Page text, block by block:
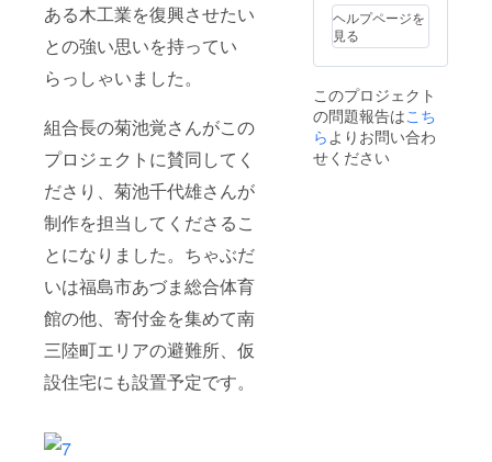
ある木工業を復興させたい
との強い思いを持ってい
らっしゃいました。
組合長の菊池覚さんがこの
プロジェクトに賛同してく
ださり、菊池千代雄さんが
制作を担当してくださるこ
とになりました。ちゃぶだ
いは福島市あづま総合体育
館の他、寄付金を集めて南
三陸町エリアの避難所、仮
設住宅にも設置予定です。
ヘルプページを
見る
このプロジェクト
の問題報告はこち
ら よりお問い合わ
せください